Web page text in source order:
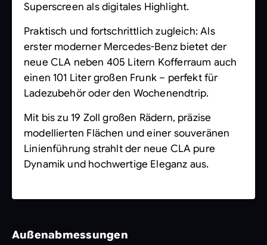
Superscreen als digitales Highlight.
Praktisch und fortschrittlich zugleich: Als
erster moderner Mercedes-Benz bietet der
neue CLA neben 405 Litern Kofferraum auch
einen 101 Liter großen Frunk – perfekt für
Ladezubehör oder den Wochenendtrip.
Mit bis zu 19 Zoll großen Rädern, präzise
modellierten Flächen und einer souveränen
Linienführung strahlt der neue CLA pure
Dynamik und hochwertige Eleganz aus.
Außenabmessungen